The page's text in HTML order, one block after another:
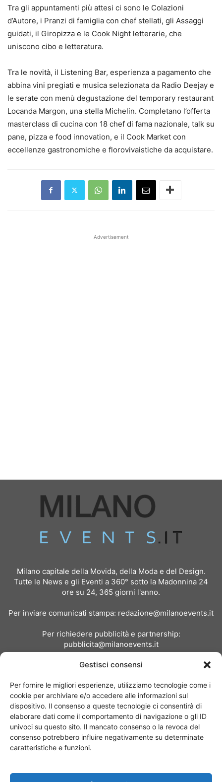
Gestisci consensi
Per fornire le migliori esperienze, utilizziamo tecnologie come i
cookie per archiviare e/o accedere alle informazioni sul
dispositivo. Il consenso a queste tecnologie ci consentirà di
elaborare dati come il comportamento di navigazione o gli ID
univoci su questo sito. Il mancato consenso o la revoca del
consenso potrebbero influire negativamente su determinate
caratteristiche e funzioni.
Tra gli appuntamenti più attesi ci sono le Colazioni
d’Autore, i Pranzi di famiglia con chef stellati, gli Assaggi
guidati, il Giropizza e le Cook Night letterarie, che
uniscono cibo e letteratura.
Tra le novità, il Listening Bar, esperienza a pagamento che
abbina vini pregiati e musica selezionata da Radio Deejay e
le serate con menù degustazione del temporary restaurant
Locanda Margon, una stella Michelin. Completano l’offerta
masterclass di cucina con 18 chef di fama nazionale, talk su
pane, pizza e food innovation, e il Cook Market con
eccellenze gastronomiche e florovivaistiche da acquistare.
Advertisement
Milano capitale della Movida, della Moda e del Design.
Tutte le News e gli Eventi a 360° sotto la Madonnina 24
ore su 24, 365 giorni l'anno.
Per inviare comunicati stampa: redazione@milanoevents.it
Per richiedere pubblicità e partnership:
pubblicita@milanoevents.it
Chi siamo I Nostri Clienti